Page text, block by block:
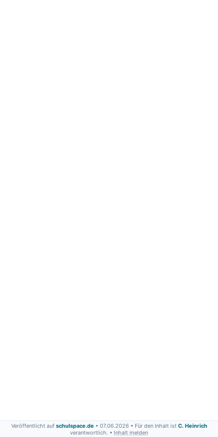
Veröffentlicht auf schulspace.de • 07.06.2026 • Für den Inhalt ist C. Heinrich
verantwortlich. • Inhalt melden